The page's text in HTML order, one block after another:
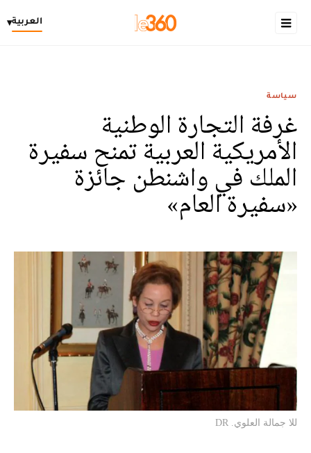
العربية▾
سياسة
غرفة التجارة الوطنية
الأمريكية العربية تمنح سفيرة
الملك في واشنطن جائزة
«سفيرة العام»
للا جمالة العلوي. DR